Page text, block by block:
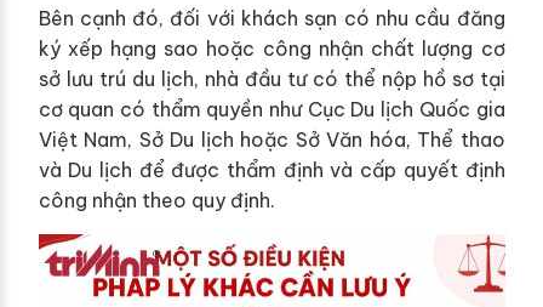
Bên cạnh đó, đối với khách sạn có nhu cầu đăng
ký xếp hạng sao hoặc công nhận chất lượng cơ
sở lưu trú du lịch, nhà đầu tư có thể nộp hồ sơ tại
cơ quan có thẩm quyền như Cục Du lịch Quốc gia
Việt Nam, Sở Du lịch hoặc Sở Văn hóa, Thể thao
và Du lịch để được thẩm định và cấp quyết định
công nhận theo quy định.